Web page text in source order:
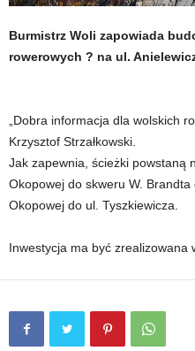
Burmistrz Woli zapowiada
rowerowych ? na ul.
„Dobra informacja dla wolskich
Krzysztof Strzałkowski.
Jak zapewnia, ścieżki powstaną
Okopowej do skweru W. Brandta
Okopowej do ul. Tyszkiewicza.
Inwestycja ma być zrealizowana